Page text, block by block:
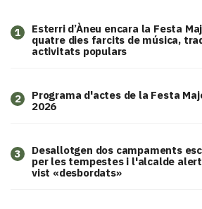
1
Esterri d’Àneu encara la Festa
quatre dies farcits de música,
activitats populars
2
Programa d'actes de la Festa
2026
3
​Desallotgen dos campaments
per les tempestes i l'alcalde
vist «desbordats»